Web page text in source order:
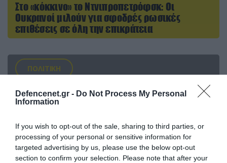
Defencenet.gr - Do Not Process My Personal
Information
If you wish to opt-out of the sale, sharing to third parties, or
processing of your personal or sensitive information for
targeted advertising by us, please use the below opt-out
section to confirm your selection. Please note that after your
Στο «κόκκινο» το Ντνιπροπετρόφσκ: Οι
Ουκρανοί μιλούν για σφοδρές ρωσικές
επιθέσεις σε όλη την επικράτεια
ΠΟΛΙΤΙΚΗ